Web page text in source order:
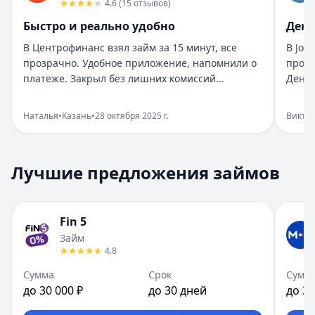
Рейтинг:
Организация: Бюджет
Дата: 28 октября 2025 г.
Взяла займ в Бюджет срочно нужны были деньги.
Помогли в нужный момент
Организация:Монеза
Срочно понадобились деньги, Монеза выручила.
Рейтинг:
Организация: Привет, сосед!
Город:Екатеринбург
28 октября 2025 г.
В Привет, сосед! оформила займ за пару минут.
Быстро и реально удобно
Рейтинг:4
4.6(15 отзывов)
Быстро и реально удобно
В Центрофинанс взял займ за 15 минут, все
прозрачно. Удобное приложение, напомнили о
платеже. Закрыл без лишних комиссий...
Наталья•Казань•28 октября 2025 г.
В
Лучшие предложения займов
Fin 5
Займ
4.8
Сумма
до 30 000 ₽
Срок
до 30 дней до